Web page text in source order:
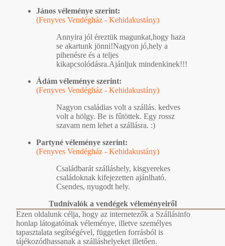
János véleménye szerint:
(Fenyves Vendégház - Kehidakustány)
Annyira jól éreztük magunkat,hogy haza
se akartunk jönni!Nagyon jó,hely a
pihenésre és a teljes
kikapcsolódásra.Ajánljuk mindenkinek!!!
Ádám véleménye szerint:
(Fenyves Vendégház - Kehidakustány)
Nagyon családias volt a szállás. kedves
volt a hölgy. Be is fûtöttek. Egy rossz
szavam nem lehet a szállásra. :)
Partyné véleménye szerint:
(Fenyves Vendégház - Kehidakustány)
Családbarát szálláshely, kisgyerekes
családoknak kifejezetten ajánlható.
Csendes, nyugodt hely.
Tudnivalók a vendégek véleményeiről
Ezen oldalunk célja, hogy az internetezők a Szállásinfo
honlap látogatóinak véleménye, illetve személyes
tapasztalata segítségével, független forrásból is
tájékozódhassanak a szálláshelyeket illetően.